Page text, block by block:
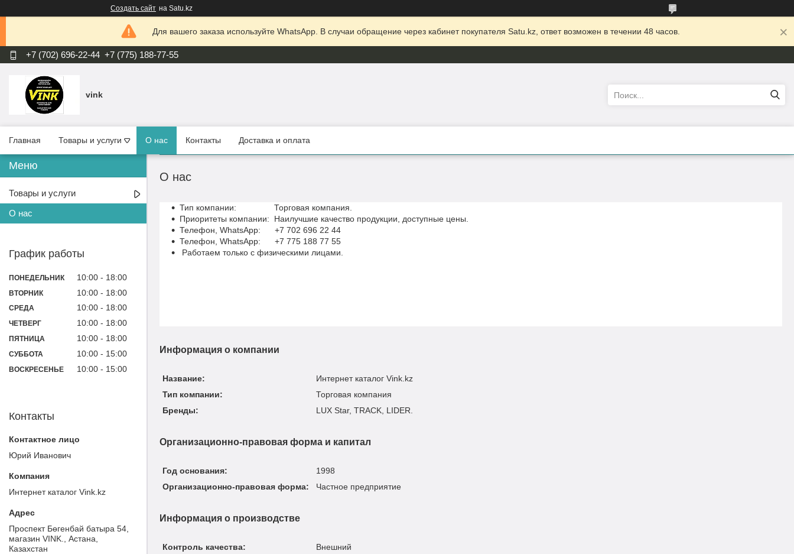
Создать сайт на Satu.kz
Для вашего заказа используйте WhatsApp. В случаи обращение через кабинет покупателя Satu.kz, ответ возможен в течении 48 часов.
+7 (702) 696-22-44 +7 (775) 188-77-55
vink
Главная Товары и услуги О нас Контакты Доставка и оплата
О нас
Тип компании: Торговая компания.
Приоритеты компании: Наилучшие качество продукции, доступные цены.
Телефон, WhatsApp: +7 702 696 22 44
Телефон, WhatsApp: +7 775 188 77 55
Работаем только с физическими лицами.
Информация о компании
Название:
Интернет каталог Vink.kz
Тип компании:
Торговая компания
Бренды:
LUX Star, TRACK, LIDER.
Организационно-правовая форма и капитал
Год основания:
1998
Организационно-правовая форма:
Частное предприятие
Информация о производстве
Контроль качества: Внешний
Товары и услуги
О нас
График работы
ПОНЕДЕЛЬНИК 10:00 18:00
ВТОРНИК 10:00 18:00
СРЕДА 10:00 18:00
ЧЕТВЕРГ 10:00 18:00
ПЯТНИЦА 10:00 18:00
СУББОТА 10:00 15:00
ВОСКРЕСЕНЬЕ 10:00 15:00
Контакты
Юрий Иванович
Интернет каталог Vink.kz
Проспект Бөгенбай батыра 54,
магазин VINK., Астана,
Казахстан